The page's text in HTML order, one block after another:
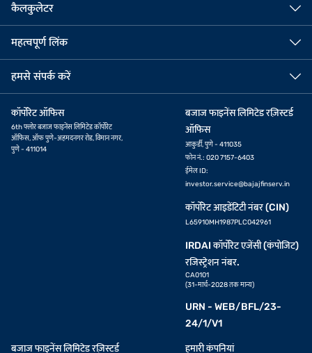
कैलकुलेटर
महत्वपूर्ण लिंक
हमसे संपर्क करें
कॉर्पोरेट ऑफिस
6th फ्लोर बजाज फाइनेंस लिमिटेड कॉर्पोरेट
ऑफिस, ऑफ पुणे-अहमदनगर रोड, विमान नगर,
पुणे - 411014
बजाज फाइनेंस लिमिटेड रज़िस्टर्ड
ऑफिस
आकुर्डी, पुणे - 411035
फोन नं.: 020 7157-6403
ईमेल ID:
investor.service@bajajfinserv.in
कॉर्पोरेट आइडेंटिटी नंबर (CIN)
L65910MH1987PLC042961
IRDAI कॉर्पोरेट एजेंसी (कंपोजिट)
रजिस्ट्रेशन नंबर.
CA0101
(31-मार्च-2028 तक मान्य)
URN - WEB/BFL/23-
24/1/V1
बजाज फाइनेंस लिमिटेड रज़िस्टर्ड
हमारी कंपनियां